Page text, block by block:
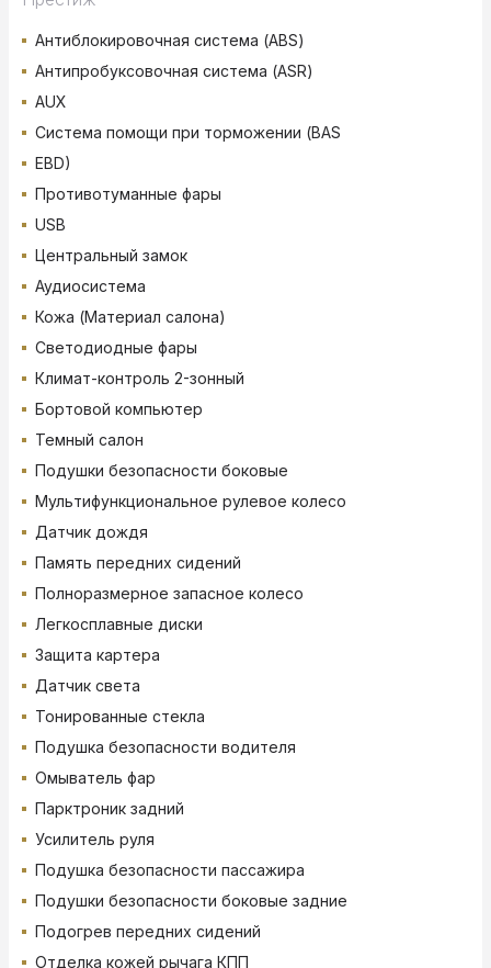
Антиблокировочная система (ABS)
Антипробуксовочная система (ASR)
AUX
Система помощи при торможении (BAS
EBD)
Противотуманные фары
USB
Центральный замок
Аудиосистема
Кожа (Материал салона)
Светодиодные фары
Климат-контроль 2-зонный
Бортовой компьютер
Темный салон
Подушки безопасности боковые
Мультифункциональное рулевое колесо
Датчик дождя
Память передних сидений
Полноразмерное запасное колесо
Легкосплавные диски
Защита картера
Датчик света
Тонированные стекла
Подушка безопасности водителя
Омыватель фар
Парктроник задний
Усилитель руля
Подушка безопасности пассажира
Подушки безопасности боковые задние
Подогрев передних сидений
Отделка кожей рычага КПП